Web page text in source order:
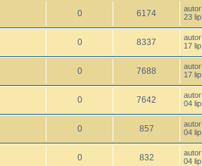
0 6174 autor:
23
0 8337 autor:
17
0 7688 autor:
17
0 7642 autor:
04
0 857 autor:
04
0 832 autor:
04